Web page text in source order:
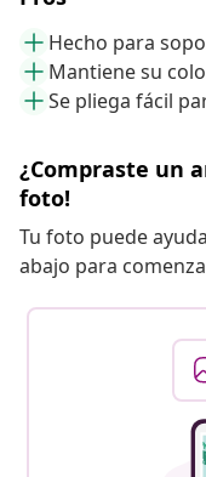
Hecho para
Mantiene su
Se pliega fácil
¿Compraste un
foto!
Tu foto puede
abajo para